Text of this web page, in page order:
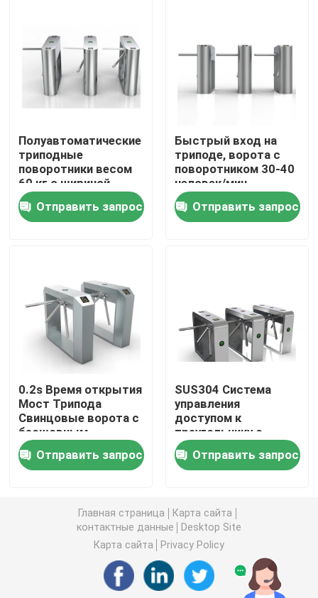
Наша фабрика
контроль качества
контактные данные
Новости
Ворота качания турникета
Ворота турникета щитка
Ворота турникета треноги
Турникет ворот скорости
Турникет сползая ворот
Биометрическая машина распознавания лиц
Полуавтоматические
триподные
поворотники весом
60 кг с шириной
прохода 550 мм
Отправить запрос
Быстрый вход на
триподе, ворота с
поворотником 30-40
человек/мин
Скорость прохода
Уровень защиты
IP54
Отправить запрос
0.2s Время открытия
Мост Трипода
Свинцовые ворота с
бесшовным
двигателем
постоянного тока
Отправить запрос
SUS304 Система
управления
доступом к
треугольнику с
поворотным вратом
30-40 человек / мин
60 Вт
Отправить запрос
Главная страница
Карта сайта
контактные данные
Desktop Site
Карта сайта
Privacy Policy